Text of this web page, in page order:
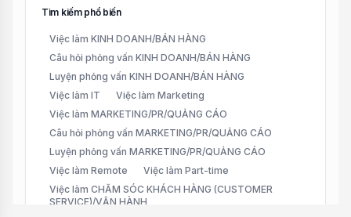
Tìm kiếm phổ biến
Việc làm KINH DOANH/BÁN HÀNG
Câu hỏi phỏng vấn KINH DOANH/BÁN HÀNG
Luyện phỏng vấn KINH DOANH/BÁN HÀNG
Việc làm IT
Việc làm Marketing
Việc làm MARKETING/PR/QUẢNG CÁO
Câu hỏi phỏng vấn MARKETING/PR/QUẢNG CÁO
Luyện phỏng vấn MARKETING/PR/QUẢNG CÁO
Việc làm Remote
Việc làm Part-time
Việc làm CHĂM SÓC KHÁCH HÀNG (CUSTOMER
SERVICE)/VẬN HÀNH